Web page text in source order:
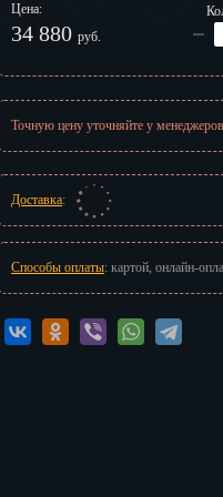
Цена:
34 880 руб.
Точную цену уточняйте у менеджеров
Доставка:
Способы оплаты: картой, онлайн-